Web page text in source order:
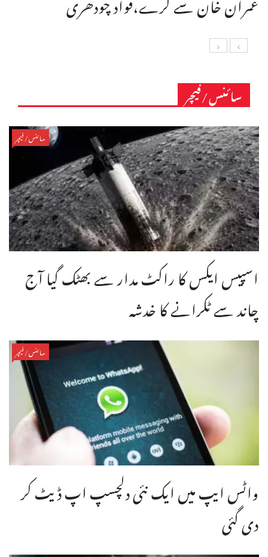
سائنس/فیچر
سائنس/فیچر
اسپیس ایکس کا راکٹ مدار سے بھٹک گیا آج
چاند سے ٹکرانے کا خدشہ
سائنس/فیچر
واٹس ایپ میں ایک نئی دلچسپ اپ ڈیٹ کر
دی گئی